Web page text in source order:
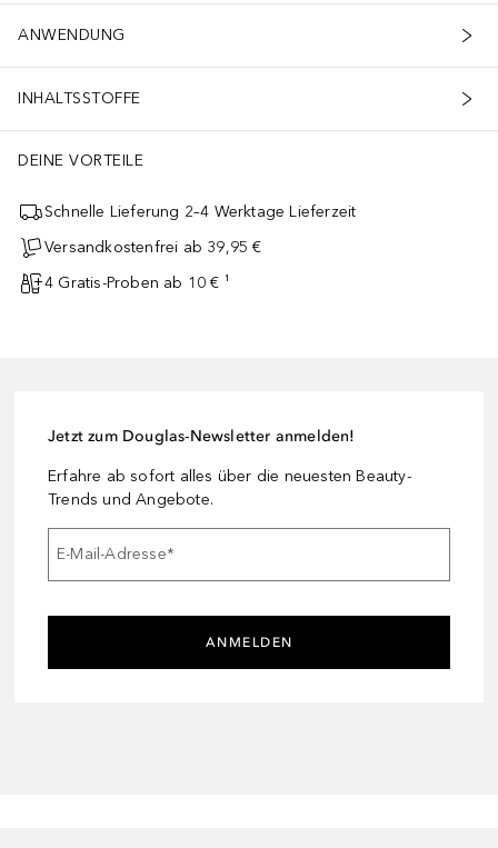
ANWENDUNG
INHALTSSTOFFE
DEINE VORTEILE
Schnelle Lieferung 2–4 Werktage Lieferzeit
Versandkostenfrei ab 39,95 €
4 Gratis-Proben ab 10 € ¹
Jetzt zum Douglas-Newsletter anmelden!
Erfahre ab sofort alles über die neuesten Beauty-
Trends und Angebote.
E-Mail-Adresse*
ANMELDEN